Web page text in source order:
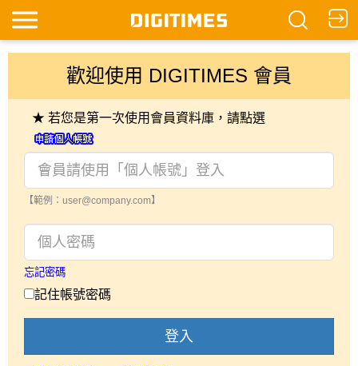
歡迎使用 DIGITIMES 會員
★ 若您是第一次使用會員資料庫，請點選
【範例：user@company.com】
忘記密碼
記住帳號密碼
登入